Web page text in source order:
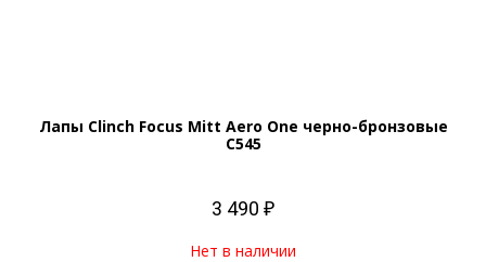
Лапы Clinch Focus Mitt Aero One черно-бронзовые
C545
3 490 ₽
Нет в наличии